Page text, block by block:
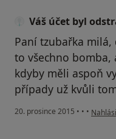
Váš účet byl
Paní tzubařka
to všechno bomba,
kdyby měli aspoň
případy už kvůli
20. prosince 2015 • • • podle